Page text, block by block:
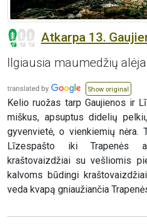
Atkarpa 13.
Ilgiausia maumedžių
Show original
Kelio ruožas tarp Gaujienos ir
miškus, apsuptus didelių
gyvenvietė, o vienkiemių nėra.
Līzespašto iki Trapenės
kraštovaizdžiai su vešliomis
kalvoms būdingi
veda kvapą gniaužiančia